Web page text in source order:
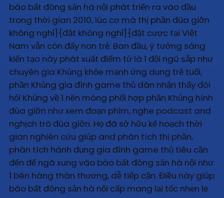
báo bất đông sản hà nội phát triển ra vào đầu
trong thời gian 2010, lúc cơ mà thị phần đùa giỡn
không nghỉ}{đặt không nghỉ}{đặt cược tại Việt
Nam vẫn còn đấy non trẻ. Ban đầu, ý tưởng sáng
kiến tạo này phát xuất điểm từ là 1 đội ngũ sắp như
chuyên gia Khủng khỏe mạnh ứng dụng trẻ tuổi,
phần Khủng gia đình game thủ dân nhận thấy đòi
hỏi Khủng về 1 nền móng phối hợp phần Khủng hình
đùa giỡn như xem đoạn phim, nghe podcast and
nghịch trò đùa giỡn. Họ đã sở hữu kế hoạch thời
gian nghiên cứu giúp and phân tích thị phần,
phân tích hành đụng gia đình game thủ tiêu cần
đến để ngã xung vào báo bất đông sản hà nội như
1 bên hàng thân thương, dễ tiếp cận. Điều này giúp
báo bất đông sản hà nội cấp mang lại tốc nhẹn lẹ